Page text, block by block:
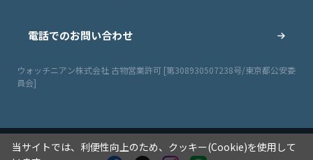
電話でのお問い合わせ
ウォッチニアン株式会社 古物営業許可 [第308930507238号/東京都公安委
員会]
当サイトでは、利便性向上のため、クッキー(Cookie)を使用して